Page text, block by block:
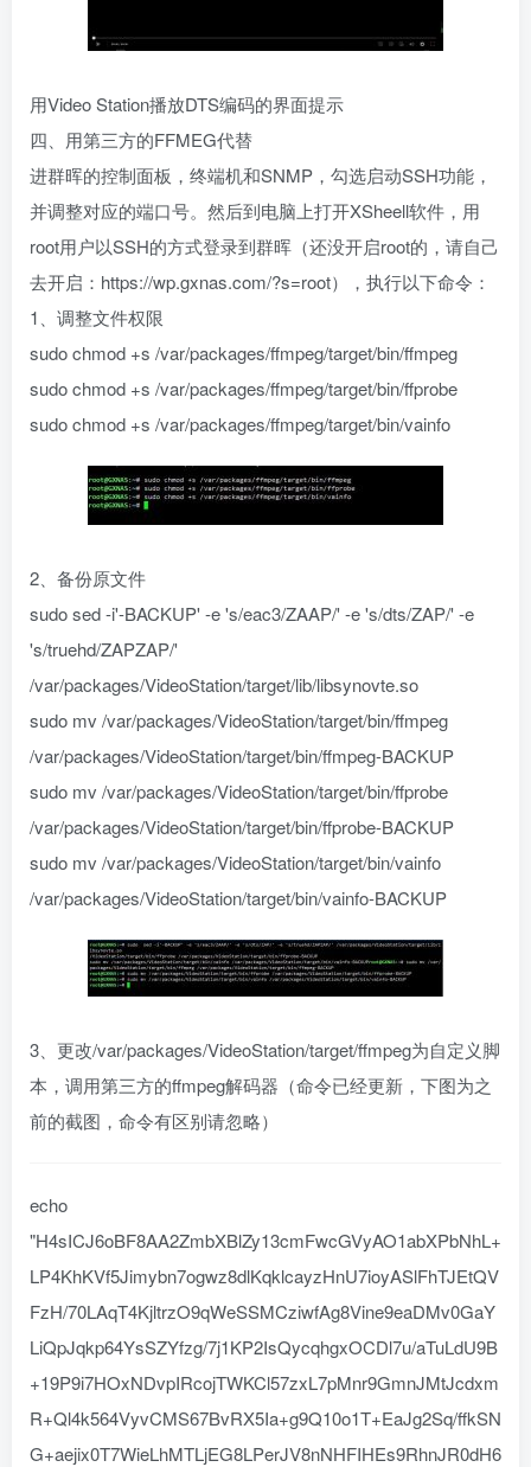
用Video Station播放DTS编码的界面提示
四、用第三方的FFMEG代替
进群晖的控制面板，终端机和SNMP，勾选启动SSH功能，
并调整对应的端口号。然后到电脑上打开XSheell软件，用
root用户以SSH的方式登录到群晖（还没开启root的，请自己
去开启：https://wp.gxnas.com/?s=root），执行以下命令：
1、调整文件权限
sudo chmod +s /var/packages/ffmpeg/target/bin/ffmpeg
sudo chmod +s /var/packages/ffmpeg/target/bin/ffprobe
sudo chmod +s /var/packages/ffmpeg/target/bin/vainfo
2、备份原文件
sudo sed -i'-BACKUP' -e 's/eac3/ZAAP/' -e 's/dts/ZAP/' -e
's/truehd/ZAPZAP/'
/var/packages/VideoStation/target/lib/libsynovte.so
sudo mv /var/packages/VideoStation/target/bin/ffmpeg
/var/packages/VideoStation/target/bin/ffmpeg-BACKUP
sudo mv /var/packages/VideoStation/target/bin/ffprobe
/var/packages/VideoStation/target/bin/ffprobe-BACKUP
sudo mv /var/packages/VideoStation/target/bin/vainfo
/var/packages/VideoStation/target/bin/vainfo-BACKUP
3、更改/var/packages/VideoStation/target/ffmpeg为自定义脚
本，调用第三方的ffmpeg解码器（命令已经更新，下图为之
前的截图，命令有区别请忽略）
echo
"H4sICJ6oBF8AA2ZmbXBlZy13cmFwcGVyAO1abXPbNhL+
LP4KhKVf5Jimybn7ogwz8dlKqklcayzHnU7ioyASlFhTJEtQV
FzH/70LAqT4KjltrzO9qWeSSMCziwfAg8Vine9eaDMv0GaY
LiQpJqkp64YsSZYfzg/7j1KP2IsQycqhgxOCDl7u/aTuLdU9B
+19P9i7HOxNDvpIRcojTWKCl57zxL7pMnr9GmnJMtJcdxm
R+Ql4k564VyvCMS67BvRX5Ia+g9Q10o1T+EaJg2Sq/ffkSN
G+aejix0T7WieLhMTLjEG8LPerJV8nNHFIHEs9RhnJR0dH6